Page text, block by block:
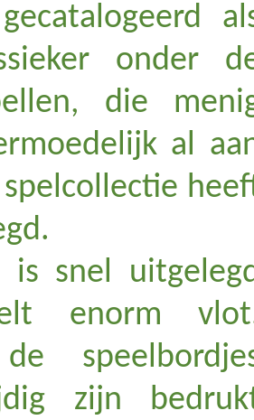
onder
die
al
is snel
enorm
zijn